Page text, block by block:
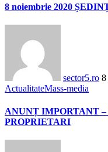
8 noiembrie 2020
sector5.ro 8
ActualitateMass-media
ANUNȚ IMPORTANT
PROPRIETARI